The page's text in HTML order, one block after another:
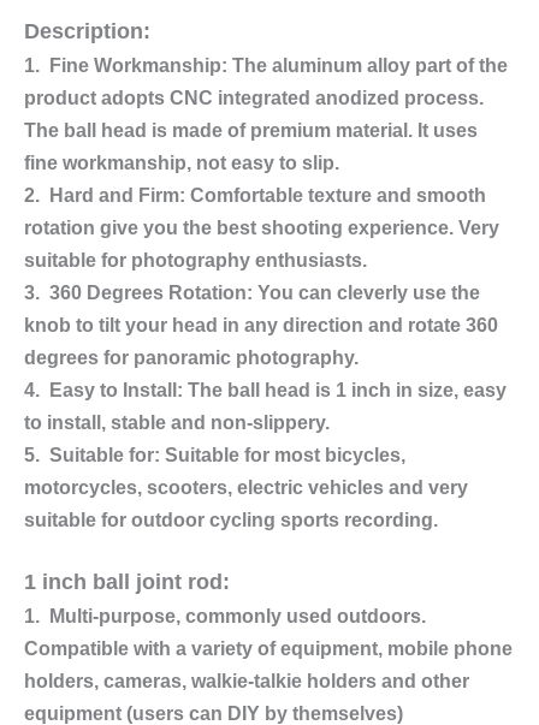
Description:
1. Fine Workmanship: The aluminum alloy part of the
product adopts CNC integrated anodized process.
The ball head is made of premium material. It uses
fine workmanship, not easy to slip.
2. Hard and Firm: Comfortable texture and smooth
rotation give you the best shooting experience. Very
suitable for photography enthusiasts.
3. 360 Degrees Rotation: You can cleverly use the
knob to tilt your head in any direction and rotate 360
degrees for panoramic photography.
4. Easy to Install: The ball head is 1 inch in size, easy
to install, stable and non-slippery.
5. Suitable for: Suitable for most bicycles,
motorcycles, scooters, electric vehicles and very
suitable for outdoor cycling sports recording.
1 inch ball joint rod:
1. Multi-purpose, commonly used outdoors.
Compatible with a variety of equipment, mobile phone
holders, cameras, walkie-talkie holders and other
equipment (users can DIY by themselves)